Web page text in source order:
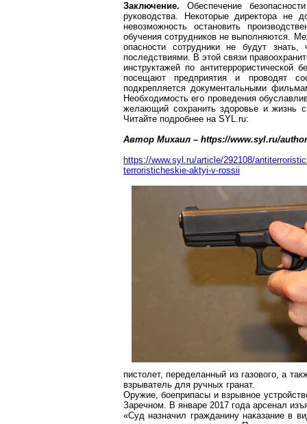
Заключение. Обеспечение
руководства. Некоторые директора не
невозможность остановить
обучения сотрудников не выполняются.
опасности сотрудники не будут
последствиями. В этой связи
инструктажей по
посещают предприятия и проводят
подкрепляется документальными
Необходимость его проведения
желающий сохранить здоровье и жизнь
Читайте подробнее на SYL.ru:
Автор Михаил – https://www.syl.ru/
https://www.syl.ru/article/292108/
terroristicheskie-aktyi-v-rossii
пистолет, переделанный из газового, а
взрыватель для ручных гранат.
Оружие, боеприпасы и взрывное
Заречном. В январе 2017 года арсенал
«Суд назначил гражданину наказание в